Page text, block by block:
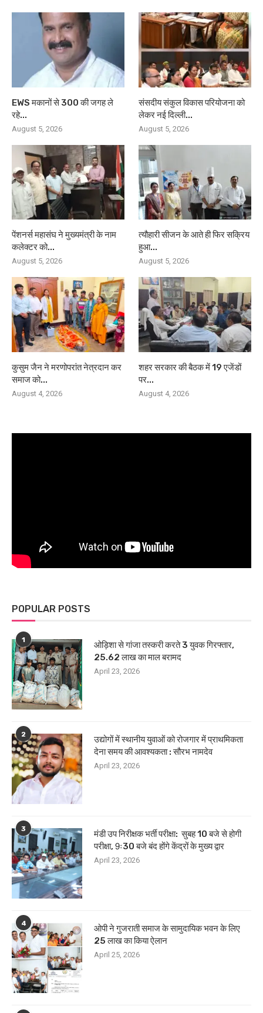
EWS मकानों से 300 की जगह ले
रहे...
August 5, 2026
संसदीय संकुल विकास परियोजना को
लेकर नई दिल्ली...
August 5, 2026
पेंशनर्स महासंघ ने मुख्यमंत्री के नाम
कलेक्टर को...
August 5, 2026
त्यौहारी सीजन के आते ही फिर सक्रिय
हुआ...
August 5, 2026
कुसुम जैन ने मरणोपरांत नेत्रदान कर
समाज को...
August 4, 2026
शहर सरकार की बैठक में 19 एजेंडों
पर...
August 4, 2026
POPULAR POSTS
1
ओड़िशा से गांजा तस्करी करते 3 युवक गिरफ्तार,
25.62 लाख का माल बरामद
April 23, 2026
2
उद्योगों में स्थानीय युवाओं को रोजगार में प्राथमिकता
देना समय की आवश्यकता : सौरभ नामदेव
April 23, 2026
3
मंडी उप निरीक्षक भर्ती परीक्षा: सुबह 10 बजे से होगी
परीक्षा, 9ः30 बजे बंद होंगे केंद्रों के मुख्य द्वार
April 23, 2026
4
ओपी ने गुजराती समाज के सामुदायिक भवन के लिए
25 लाख का किया ऐलान
April 25, 2026